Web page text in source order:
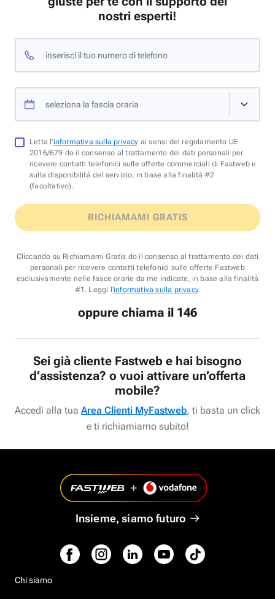
nostri esperti!
inserisci il tuo numero di telefono
seleziona la fascia oraria
Letta l'informativa sulla privacy ai sensi del regolamento UE
2016/679 do il consenso al trattamento dei dati personali per
ricevere contatti telefonici sulle offerte commerciali di Fastweb e
sulla disponibilità del servizio, in base alla finalità #2
(facoltativo).
RICHIAMAMI GRATIS
Cliccando su Richiamami Gratis do il consenso al trattamento dei dati
personali per ricevere contatti telefonici sulle offerte Fastweb
esclusivamente nelle fasce orarie da me indicate, in base alla finalità
#1. Leggi l'informativa sulla privacy.
oppure chiama il 146
Sei già cliente Fastweb e hai bisogno
d’assistenza? o vuoi attivare un’offerta
mobile?
Accedi alla tua Area Clienti MyFastweb, ti basta un click
e ti richiamiamo subito!
Insieme, siamo futuro
Chi siamo